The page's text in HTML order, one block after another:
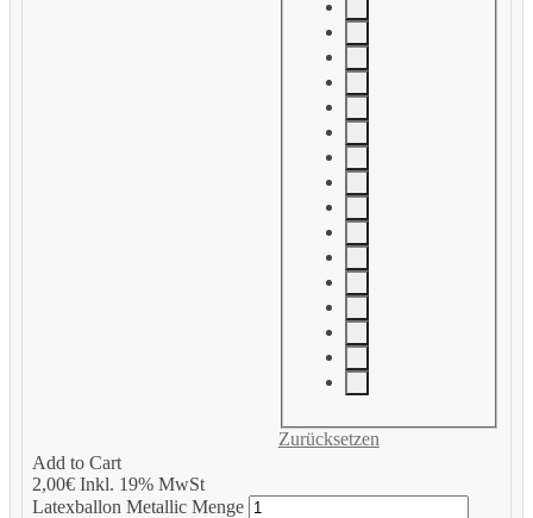
Add to Cart
2,00€Inkl. 19% MwSt
Zurücksetzen
Latexballon Metallic Menge